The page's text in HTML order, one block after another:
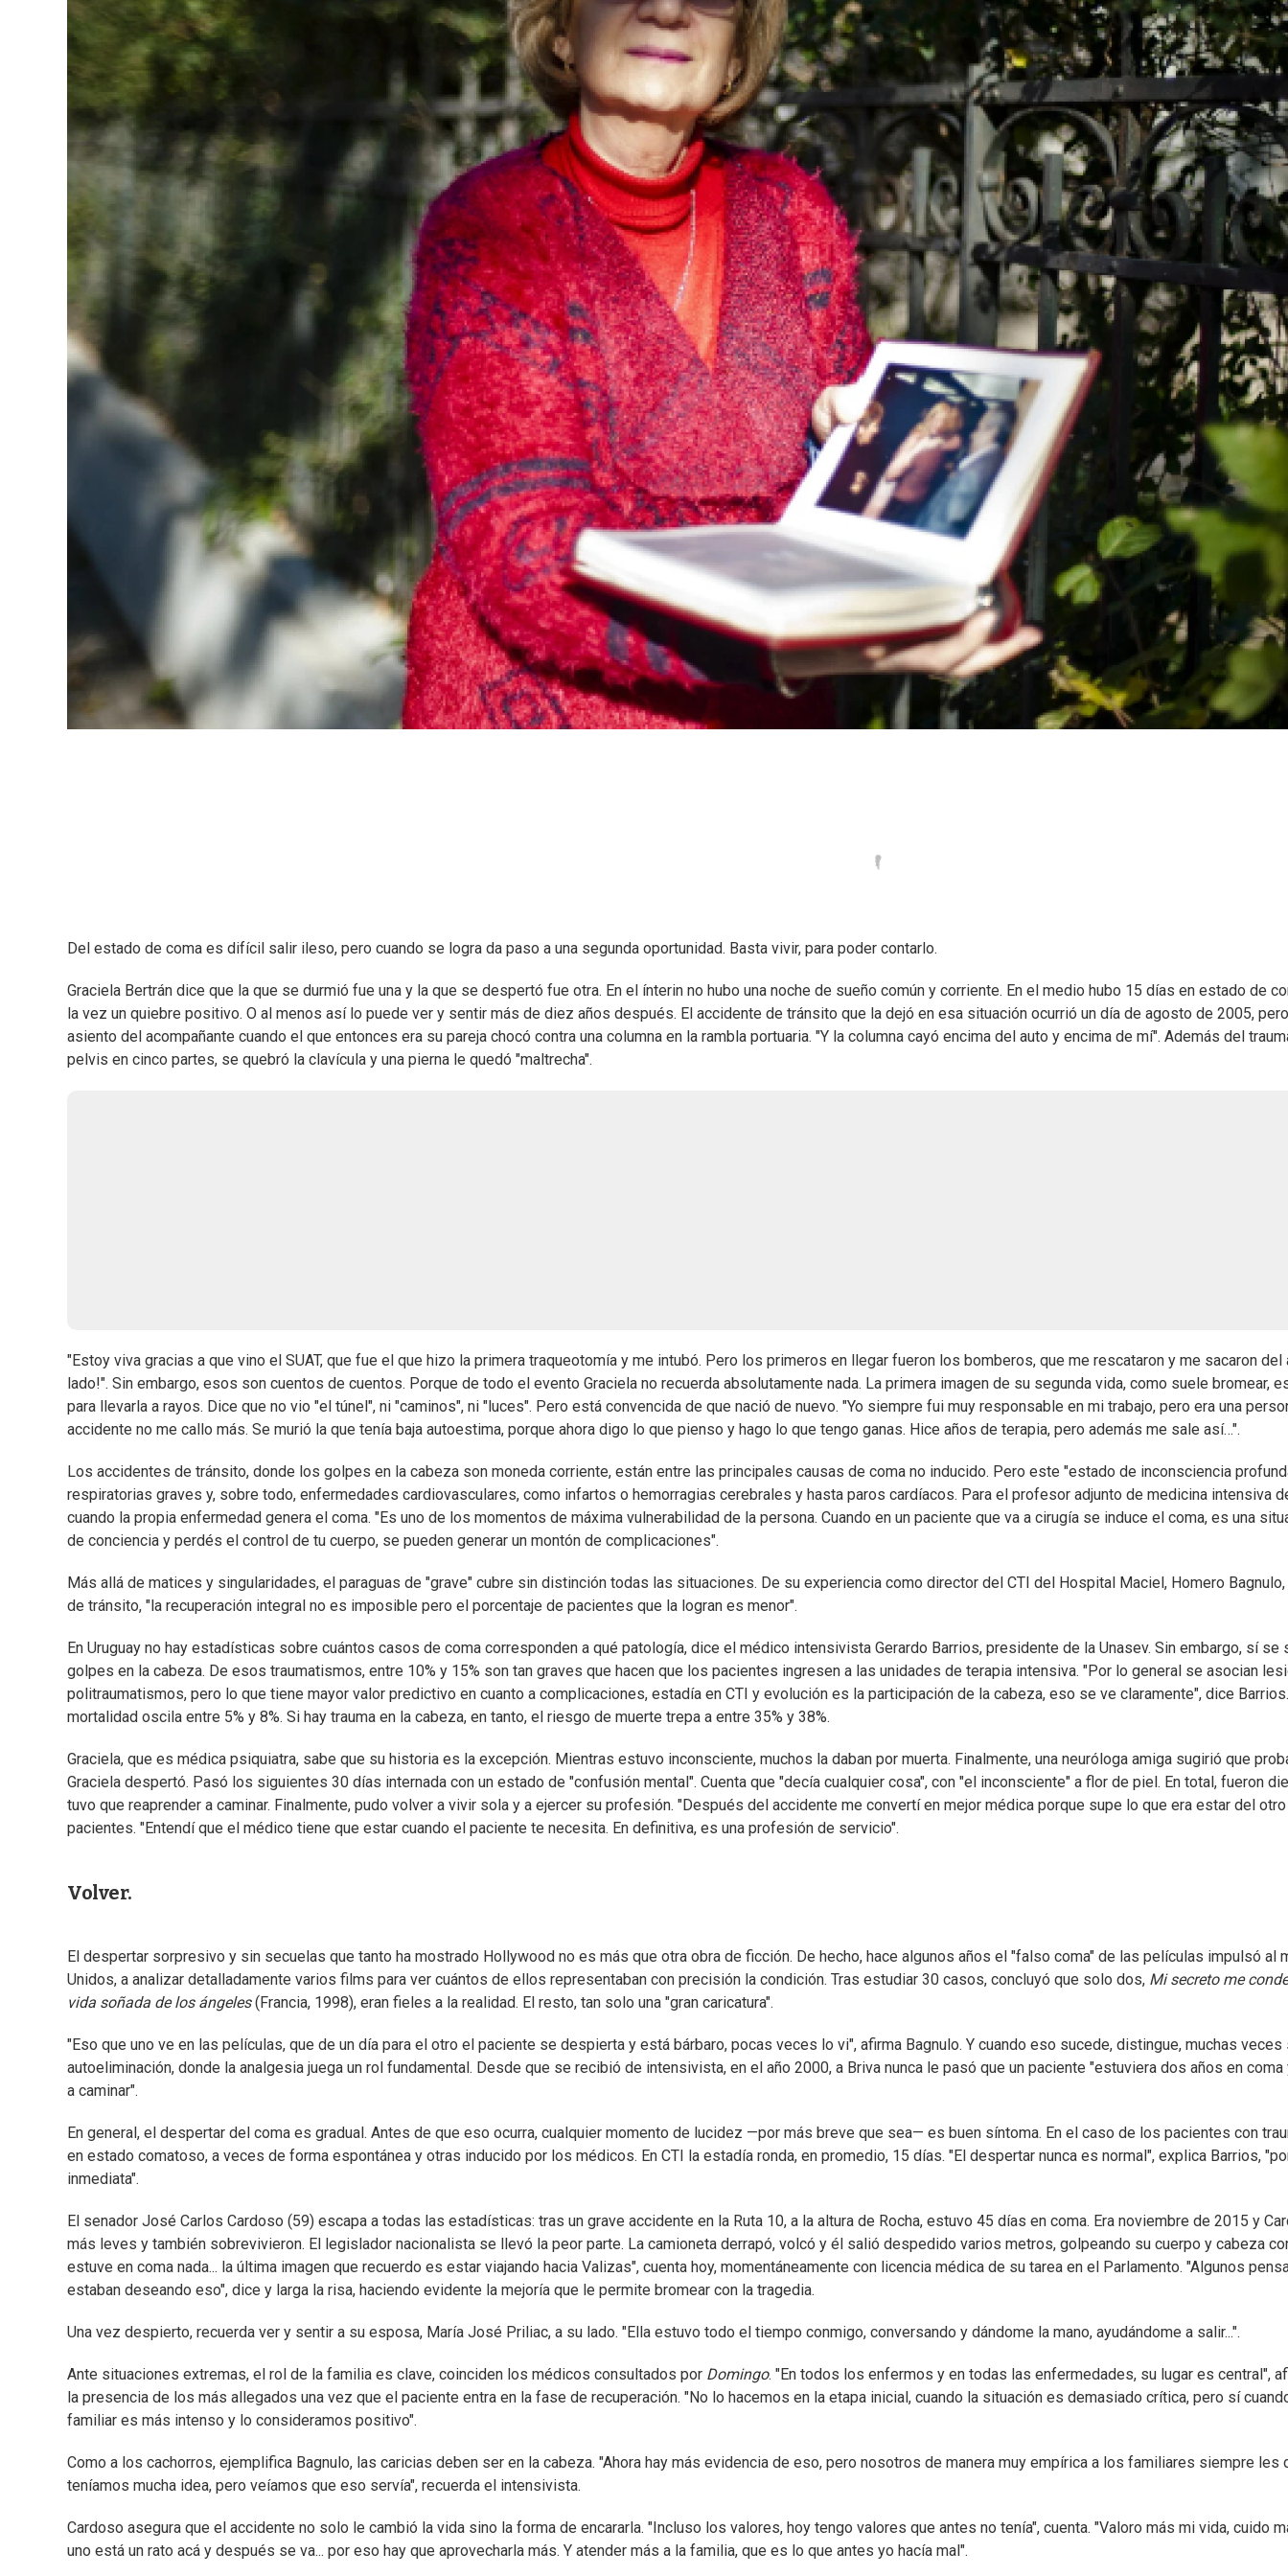
Del estado de coma es difícil salir ileso, pero cuando se logra da paso a una segunda oportunidad. Basta vivir, para poder contarlo.
Graciela Bertrán dice que la que se durmió fue una y la que se despertó fue otra. En el ínterin no hubo una noche de sueño común y corriente. En el medio hubo 15 días en estado de
la vez un quiebre positivo. O al menos así lo puede ver y sentir más de diez años después. El accidente de tránsito que la dejó en esa situación ocurrió un día de agosto de 2005,
asiento del acompañante cuando el que entonces era su pareja chocó contra una columna en la rambla portuaria. "Y la columna cayó encima del auto y encima de mí". Además del
pelvis en cinco partes, se quebró la clavícula y una pierna le quedó "maltrecha".
"Estoy viva gracias a que vino el SUAT, que fue el que hizo la primera traqueotomía y me intubó. Pero los primeros en llegar fueron los bomberos, que me rescataron y me sacaron
lado!". Sin embargo, esos son cuentos de cuentos. Porque de todo el evento Graciela no recuerda absolutamente nada. La primera imagen de su segunda vida, como suele bromear,
para llevarla a rayos. Dice que no vio "el túnel", ni "caminos", ni "luces". Pero está convencida de que nació de nuevo. "Yo siempre fui muy responsable en mi trabajo, pero era una
accidente no me callo más. Se murió la que tenía baja autoestima, porque ahora digo lo que pienso y hago lo que tengo ganas. Hice años de terapia, pero además me sale así…".
Los accidentes de tránsito, donde los golpes en la cabeza son moneda corriente, están entre las principales causas de coma no inducido. Pero este "estado de inconsciencia
respiratorias graves y, sobre todo, enfermedades cardiovasculares, como infartos o hemorragias cerebrales y hasta paros cardíacos. Para el profesor adjunto de medicina intensiva
cuando la propia enfermedad genera el coma. "Es uno de los momentos de máxima vulnerabilidad de la persona. Cuando en un paciente que va a cirugía se induce el coma, es una
de conciencia y perdés el control de tu cuerpo, se pueden generar un montón de complicaciones".
Más allá de matices y singularidades, el paraguas de "grave" cubre sin distinción todas las situaciones. De su experiencia como director del CTI del Hospital Maciel, Homero
de tránsito, "la recuperación integral no es imposible pero el porcentaje de pacientes que la logran es menor".
En Uruguay no hay estadísticas sobre cuántos casos de coma corresponden a qué patología, dice el médico intensivista Gerardo Barrios, presidente de la Unasev. Sin embargo, sí
golpes en la cabeza. De esos traumatismos, entre 10% y 15% son tan graves que hacen que los pacientes ingresen a las unidades de terapia intensiva. "Por lo general se asocian
politraumatismos, pero lo que tiene mayor valor predictivo en cuanto a complicaciones, estadía en CTI y evolución es la participación de la cabeza, eso se ve claramente", dice
mortalidad oscila entre 5% y 8%. Si hay trauma en la cabeza, en tanto, el riesgo de muerte trepa a entre 35% y 38%.
Graciela, que es médica psiquiatra, sabe que su historia es la excepción. Mientras estuvo inconsciente, muchos la daban por muerta. Finalmente, una neuróloga amiga sugirió que
Graciela despertó. Pasó los siguientes 30 días internada con un estado de "confusión mental". Cuenta que "decía cualquier cosa", con "el inconsciente" a flor de piel. En total, fueron
tuvo que reaprender a caminar. Finalmente, pudo volver a vivir sola y a ejercer su profesión. "Después del accidente me convertí en mejor médica porque supe lo que era estar del
pacientes. "Entendí que el médico tiene que estar cuando el paciente te necesita. En definitiva, es una profesión de servicio".
Volver.
El despertar sorpresivo y sin secuelas que tanto ha mostrado Hollywood no es más que otra obra de ficción. De hecho, hace algunos años el "falso coma" de las películas impulsó al
Unidos, a analizar detalladamente varios films para ver cuántos de ellos representaban con precisión la condición. Tras estudiar 30 casos, concluyó que solo dos, Mi secreto me
vida soñada de los ángeles(Francia, 1998), eran fieles a la realidad. El resto, tan solo una "gran caricatura".
"Eso que uno ve en las películas, que de un día para el otro el paciente se despierta y está bárbaro, pocas veces lo vi", afirma Bagnulo. Y cuando eso sucede, distingue, muchas
autoeliminación, donde la analgesia juega un rol fundamental. Desde que se recibió de intensivista, en el año 2000, a Briva nunca le pasó que un paciente "estuviera dos años en
a caminar".
En general, el despertar del coma es gradual. Antes de que eso ocurra, cualquier momento de lucidez —por más breve que sea— es buen síntoma. En el caso de los pacientes con
en estado comatoso, a veces de forma espontánea y otras inducido por los médicos. En CTI la estadía ronda, en promedio, 15 días. "El despertar nunca es normal", explica Barrios,
inmediata".
El senador José Carlos Cardoso (59) escapa a todas las estadísticas: tras un grave accidente en la Ruta 10, a la altura de Rocha, estuvo 45 días en coma. Era noviembre de 2015 y
más leves y también sobrevivieron. El legislador nacionalista se llevó la peor parte. La camioneta derrapó, volcó y él salió despedido varios metros, golpeando su cuerpo y cabeza
estuve en coma nada... la última imagen que recuerdo es estar viajando hacia Valizas", cuenta hoy, momentáneamente con licencia médica de su tarea en el Parlamento. "Algunos
estaban deseando eso", dice y larga la risa, haciendo evidente la mejoría que le permite bromear con la tragedia.
Una vez despierto, recuerda ver y sentir a su esposa, María José Priliac, a su lado. "Ella estuvo todo el tiempo conmigo, conversando y dándome la mano, ayudándome a salir...".
Ante situaciones extremas, el rol de la familia es clave, coinciden los médicos consultados por Domingo. "En todos los enfermos y en todas las enfermedades, su lugar es central",
la presencia de los más allegados una vez que el paciente entra en la fase de recuperación. "No lo hacemos en la etapa inicial, cuando la situación es demasiado crítica, pero sí
familiar es más intenso y lo consideramos positivo".
Como a los cachorros, ejemplifica Bagnulo, las caricias deben ser en la cabeza. "Ahora hay más evidencia de eso, pero nosotros de manera muy empírica a los familiares siempre
teníamos mucha idea, pero veíamos que eso servía", recuerda el intensivista.
Cardoso asegura que el accidente no solo le cambió la vida sino la forma de encararla. "Incluso los valores, hoy tengo valores que antes no tenía", cuenta. "Valoro más mi vida, cuido
uno está un rato acá y después se va... por eso hay que aprovecharla más. Y atender más a la familia, que es lo que antes yo hacía mal".